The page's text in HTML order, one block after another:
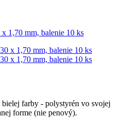
1,70 mm, balenie 10 ks
farby - polystyrén vo svojej
forme (nie penový).